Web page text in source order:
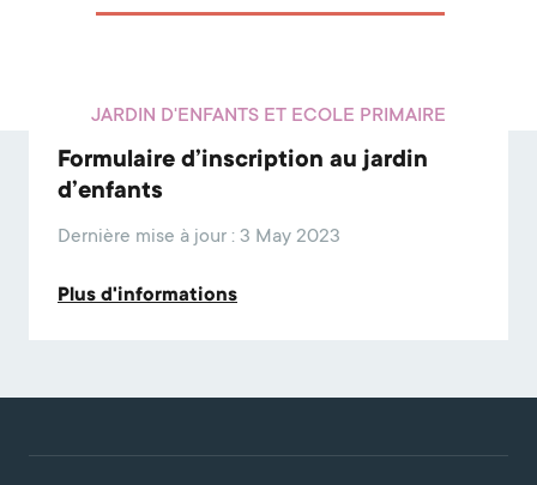
JARDIN D'ENFANTS ET ECOLE PRIMAIRE
Formulaire d’inscription au jardin
d’enfants
Dernière mise à jour : 3 May 2023
Plus d'informations